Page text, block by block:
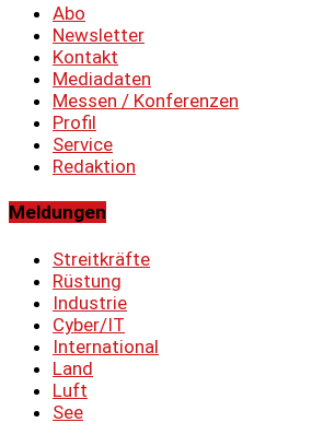
Abo
Newsletter
Kontakt
Mediadaten
Messen / Konferenzen
Profil
Service
Redaktion
Meldungen
Streitkräfte
Rüstung
Industrie
Cyber/IT
International
Land
Luft
See